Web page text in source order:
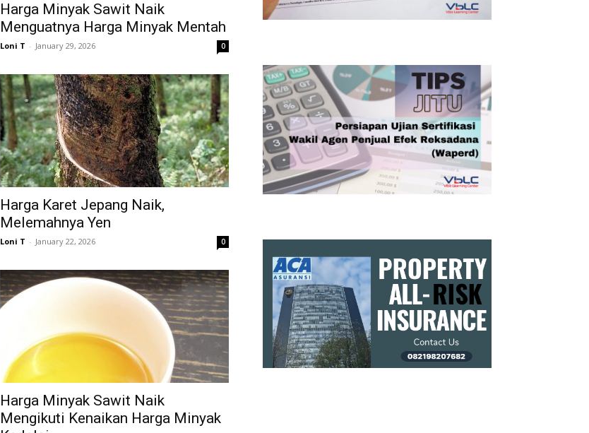
Harga Minyak Sawit Naik
Menguatnya Harga Minyak Mentah
Loni T - January 29, 2026 0
Harga Karet Jepang Naik,
Melemahnya Yen
Loni T - January 22, 2026 0
Harga Minyak Sawit Naik
Mengikuti Kenaikan Harga Minyak